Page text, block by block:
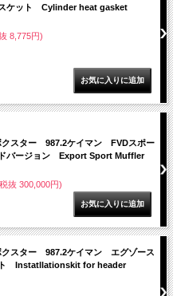
スケット Cylinder heat gasket
8,775円)
スター 987.2ケイマン FVDスポー
バージョン Export Sport Muffler
抜 300,000円)
スター 987.2ケイマン エグゾース
ト Instatllationskit for header